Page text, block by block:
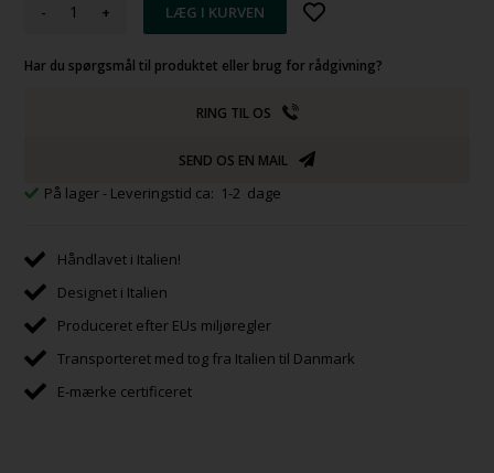
- +
Har du spørgsmål til produktet eller brug for rådgivning?
RING TIL OS
SEND OS EN MAIL
På lager - Leveringstid ca: 1-2 dage
Håndlavet i Italien!
Designet i Italien
Produceret efter EUs miljøregler
Transporteret med tog fra Italien til Danmark
E-mærke certificeret